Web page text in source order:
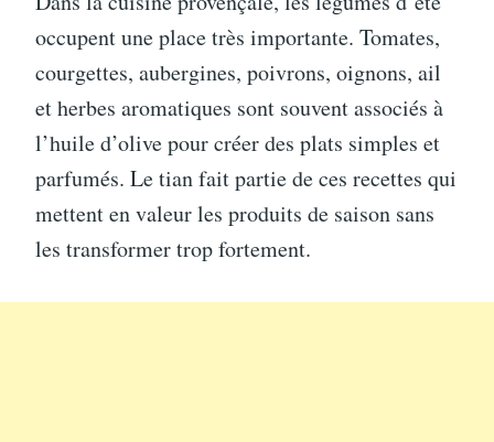
occupent une place très importante. Tomates,
courgettes, aubergines, poivrons, oignons, ail
et herbes aromatiques sont souvent associés à
l’huile d’olive pour créer des plats simples et
parfumés. Le tian fait partie de ces recettes qui
mettent en valeur les produits de saison sans
les transformer trop fortement.